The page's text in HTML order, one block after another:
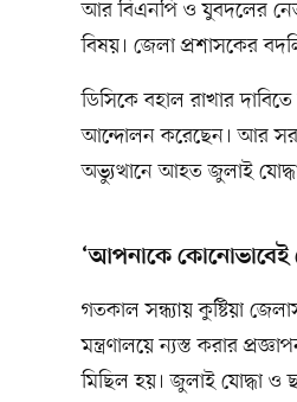
আর বিএনপি ও যুবদলের
বিষয়। জেলা প্রশাসকের
ডিসিকে বহাল রাখার
আন্দোলন করেছেন। আর
অভ্যুত্থানে আহত জুলাই
‘আপনাকে কোনোভাবেই
গতকাল সন্ধ্যায় কুষ্টিয়া
মন্ত্রণালয়ে ন্যস্ত করার
মিছিল হয়। জুলাই যোদ্ধা ও